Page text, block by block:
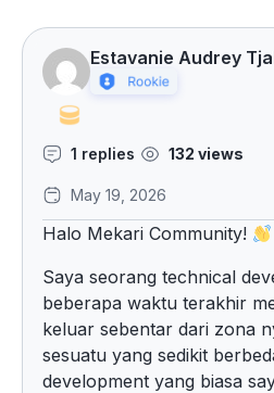
Estavanie Audrey
1 replies 132 views
May 19, 2026
Halo Mekari Community!
Saya seorang technical
beberapa waktu terakhir
keluar sebentar dari zona
sesuatu yang sedikit
development yang biasa